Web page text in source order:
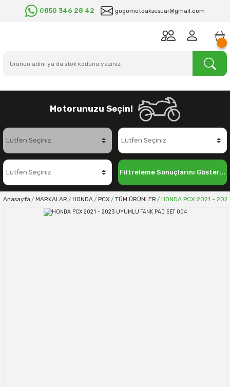
0850 346 28 42 gogomotoaksesuar@gmail.com
Motorunuzu Seçin!
Filtreleme Sonuçlarını Göster...
Anasayfa MARKALAR HONDA PCX TÜM ÜRÜNLER HONDA PCX 2021 -